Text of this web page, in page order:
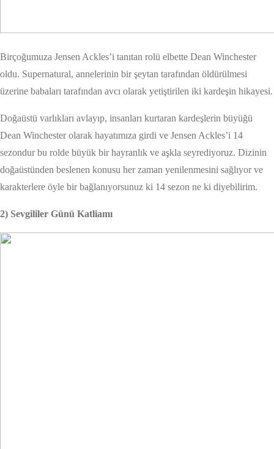
Birçoğumuza Jensen Ackles’i tanıtan rolü elbette Dean Winchester
oldu. Supernatural, annelerinin bir şeytan tarafından öldürülmesi
üzerine babaları tarafından avcı olarak yetiştirilen iki kardeşin hikayesi.
Doğaüstü varlıkları avlayıp, insanları kurtaran kardeşlerin büyüğü
Dean Winchester olarak hayatımıza girdi ve Jensen Ackles’i 14
sezondur bu rolde büyük bir hayranlık ve aşkla seyrediyoruz. Dizinin
doğaüstünden beslenen konusu her zaman yenilenmesini sağlıyor ve
karakterlere öyle bir bağlanıyorsunuz ki 14 sezon ne ki diyebilirim.
2) Sevgililer Günü Katliamı